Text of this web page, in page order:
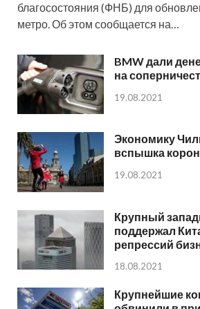
благосостояния (ФНБ) для
метро. Об этом сообщается на…
BMW дали
на
19.08.2021
Экономику
вспышка
19.08.2021
Крупный
поддержал
репрессий
18.08.2021
Крупнейшие